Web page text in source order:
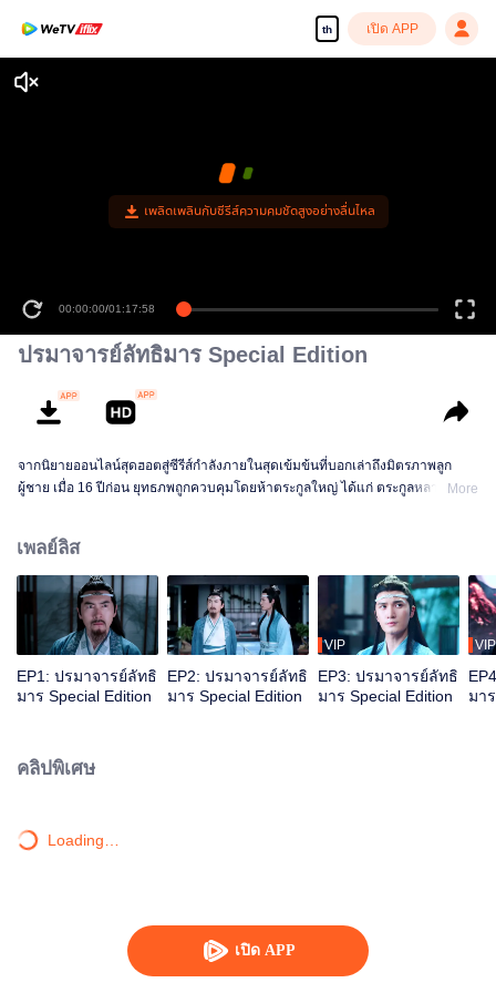
th เปิด APP
เปิด APP
เพลิดเพลินกับซีรีส์ความคมชัดสูงอย่างลื่นไหล
00:00:00/01:17:58
ปรมาจารย์ลัทธิมาร Special Edition
จากนิยายออนไลน์สุดฮอตสู่ซีรีส์กำลังภายในสุดเข้มข้นที่บอกเล่าถึงมิตรภาพลูก
ผู้ชาย เมื่อ 16 ปีก่อน ยุทธภพถูกควบคุมโดยห้าตระกูลใหญ่ ได้แก่ ตระกูลหลานแห่ง
ประชาชน เหล่าเซียนเทพผดุงคุณธรรมจากตระกูลอื่นๆ จึงต้องร่วมกันต่อต้านตระกูล
เวิน เว่ยอู๋เซี่ยน(เซียวจ้าน)หนุ่มน้อยศิษย์ตระกูลเจียงผู้มีจิตใจเมตตาที่ภายหลังฝึก
วิชามารและได้รับการขนานนามว่า"ปรมาจารย์อี๋หลิง" ได้ทำการล้มล้างตระกูลเวิน
จะได้รับความสำเร็จ แต่เพราะวิชาอันแกร่งกล้าของเขาต่างทำให้ผู้คนมากมาย
หวาดกลัว ยอดฝีมือจากทั่วทุกหนแห่งต่างพยายามทำลายล้างเว่ยอู๋เซี่ยน จนในที่สุด
เขาหายสาบสูญไปอย่างไร้ร่องรอย...16 ปีต่อมา เว่ยอู๋เซี่ยนปรากฏตัวขึ้นอีกครั้งใน
คราบชายสวมหน้ากากนามโม่เสวียนอวี่(เซียวจ้าน) ทุกคนต่างจำเขาไม่ได้ เขาได้
กลับมาพบกับคู่หูหลานวั่งจี(หวังอี้ป๋อ)จากตระกูลหลานแห่งกูซู เจียงเฉิง(วังจั๋ว
คาดไม่ถึง เรื่องราวมิตรภาพและความแค้นร่วม 16 ปีจะจบลงอย่างไร ติดตามได้ใน
More
เพลย์ลิส
EP1: ปรมาจารย์ลัทธิ
มาร Special Edition
EP2: ปรมาจารย์ลัทธิ
มาร Special Edition
VIP
EP3: ปรมาจารย์ลัทธิ
มาร Special Edition
VIP
มา
คลิปพิเศษ
Loading…